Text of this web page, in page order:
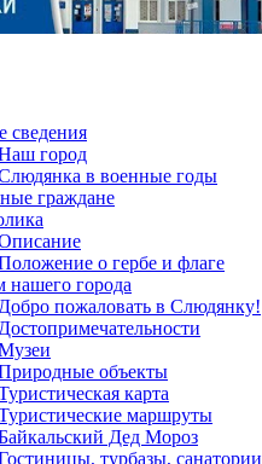
сведения
город
в военные годы
граждане
о гербе и флаге
нашего города
Добро пожаловать в Слюдянку!
Достопримечательности
объекты
карта
маршруты
Дед Мороз
турбазы, санатории